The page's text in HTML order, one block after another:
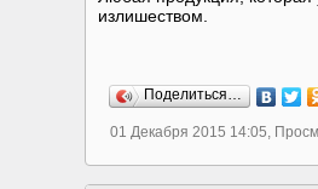
излишеством.
Поделиться…
01 Декабря 2015 14:05,